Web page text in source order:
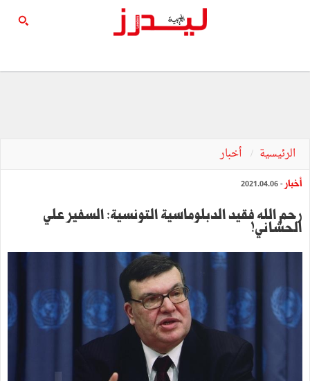
الرئيسية أخبار
أخبار - 2021.04.06
رحم الله فقيد الدبلوماسية التونسية: السفير علي
الحشاني!